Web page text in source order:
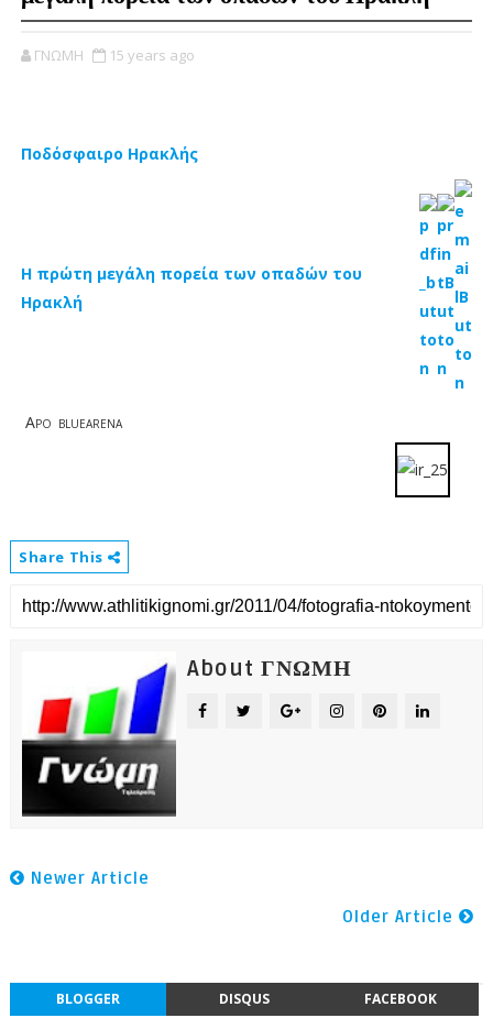
ΓΝΩΜΗ 15 years ago
Ποδόσφαιρο Ηρακλής
Η πρώτη μεγάλη πορεία των οπαδών του
Ηρακλή
APO BLUEARENA
Share This
About ΓΝΩΜΗ
Newer Article
Older Article
BLOGGER DISQUS FACEBOOK